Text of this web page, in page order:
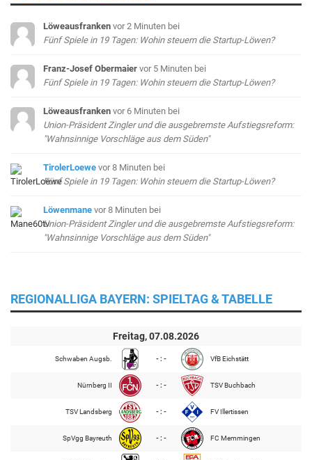
Löweausfranken vor 2 Minuten bei
Fünf Spiele in 19 Tagen: Wohin steuern die Startup-Löwen?
Franz-Josef Obermaier vor 5 Minuten bei
Fünf Spiele in 19 Tagen: Wohin steuern die Startup-Löwen?
Löweausfranken vor 6 Minuten bei
Union-Präsident Zingler und die ausgebremste Aufstiegsreform:
"Wahnsinnige Vorschläge aus dem Süden"
TirolerLoewe vor 8 Minuten bei
Fünf Spiele in 19 Tagen: Wohin steuern die Startup-Löwen?
Löwenmane vor 8 Minuten bei
Union-Präsident Zingler und die ausgebremste Aufstiegsreform:
"Wahnsinnige Vorschläge aus dem Süden"
REGIONALLIGA BAYERN: SPIELTAG & TABELLE
Freitag, 07.08.2026
Schwaben Augsb. - : - VfB Eichstätt
Nürnberg II - : - TSV Buchbach
TSV Landsberg - : - FV Illertissen
SpVgg Bayreuth - : - FC Memmingen